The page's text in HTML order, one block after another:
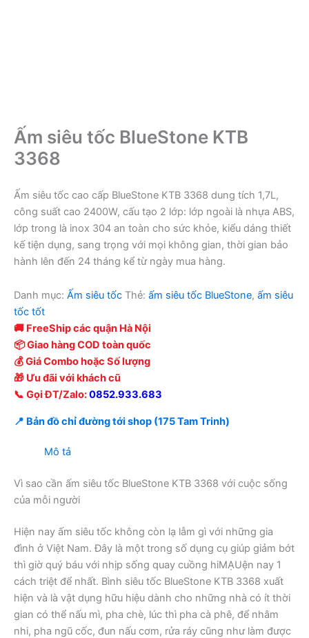
Ấm siêu tốc BlueStone KTB
3368
Ấm siêu tốc cao cấp BlueStone KTB 3368 dung tích 1,7L,
công suất cao 2400W, cấu tạo 2 lớp: lớp ngoài là nhựa ABS,
lớp trong là inox 304 an toàn cho sức khỏe, kiểu dáng thiết
kế tiện dụng, sang trọng với mọi không gian, thời gian bảo
hành lên đến 24 tháng kể từ ngày mua hàng.
Danh mục: Ấm siêu tốc Thẻ: ấm siêu tốc BlueStone, ấm siêu
tốc tốt
🚚 FreeShip các quận Hà Nội
📦 Giao hàng COD toàn quốc
💰 Giá Combo hoặc Số lượng
🎁 Ưu đãi với khách cũ
📞 Gọi ĐT/Zalo:0852.933.683
📍 Bản đồ chỉ đường tới shop (175 Tam Trinh)
Mô tả
Vì sao cần ấm siêu tốc BlueStone KTB 3368 với cuộc sống
của mỗi người
Hiện nay ấm siêu tốc không còn lạ lẫm gì với những gia
đình ở Việt Nam. Đây là một trong số dụng cụ giúp giảm bớt
thì giờ quý báu với nhịp sống quay cuồng hiMẠUện nay 1
cách triệt để nhất. Bình siêu tốc BlueStone KTB 3368 xuất
hiện và là vật dụng hữu hiệu dành cho những nhà có ít thời
gian có thể nấu mì, pha chè, lúc thì pha cà phê, để nhâm
nhi, pha ngũ cốc, đun nấu cơm, rửa ráy cũng như làm được